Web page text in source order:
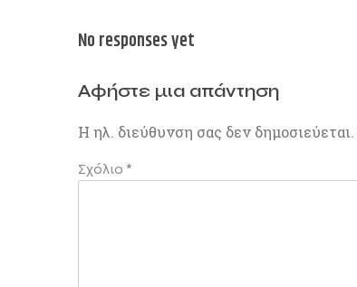
No responses yet
Αφήστε μια απάντηση
Η ηλ. διεύθυνση σας δεν δημοσιεύεται.
Σχόλιο *